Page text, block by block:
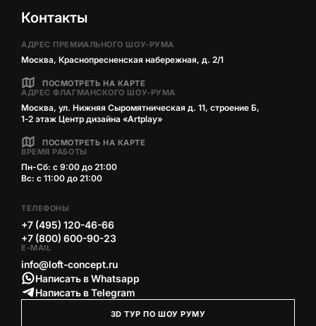
Контакты
АДРЕС ПРЕМИАЛЬНОГО ШОУ-РУМА
Москва, Краснопресненская набережная, д. 2/1
ПОСМОТРЕТЬ НА КАРТЕ
АДРЕС ФЛАГМАНСКОГО ШОУ-РУМА
Москва, ул. Нижняя Сыромятническая д. 11, строение Б,
1‑2 этаж Центр дизайна «Artplay»
ПОСМОТРЕТЬ НА КАРТЕ
ВРЕМЯ РАБОТЫ
Пн-Сб: с 9:00 до 21:00
Вс: с 11:00 до 21:00
ТЕЛЕФОНЫ
+7 (495) 120-46-66
+7 (800) 600-90-23
E-MAIL
info@loft-concept.ru
Написать в Whatsapp
Написать в Telegram
3D ТУР ПО ШОУ РУМУ